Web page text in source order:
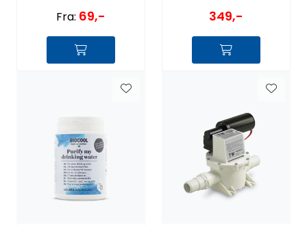
Fra: 69,- 349,-